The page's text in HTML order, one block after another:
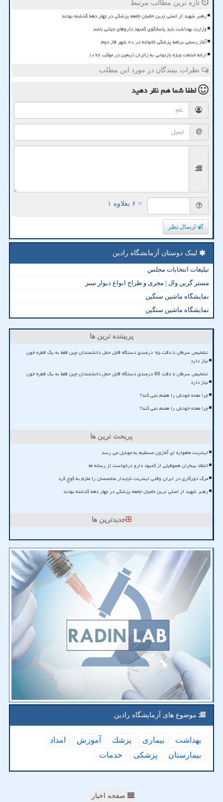
تازه ترین مطالب مرتبط
رهبر شهید از اصلی ترین حامیان جامعه پزشکی در چهار دهه گذشته بودند
وزارت بهداشت باید پاسخگوی کمبود داروهای حیاتی باشد
آغاز رسمی برنامه پزشکی خانواده در ۲۰ شهر فاز دوم
ارائه خدمات ویژه بازتوانی به زائران اربعین در موکب ۱۰۹۲
نظرات بینندگان در مورد این مطلب
لطفا شما همنظر دهید
= ۶ بعلاوه ۱
ارسال نظر
لینک دوستان آزمایشگاه رادین
تبلیغات انتخابات مجلس
مستر گرین وال | مجری و طراح انواع دیوار سبز
نمایشگاه ماشین سنگین
نمایشگاه ماشین سنگین
پربیننده ترین ها
تشخیص سرطان با دقت ۹۵ درصدی دستگاه قابل حمل دانشمندان چین فقط به یک قطره خون
نیاز دارد
تشخیص سرطان با دقت 95 درصدی دستگاه قابل حمل دانشمندان چین فقط به یک قطره خون
نیاز دارد
چرا معده خودش را هضم نمی کند؟
چرا معده خودش را هضم نمی کند؟
پربحث ترین ها
اینترنت ماهواره ای آمازون مستقیم به موبایل می رسد
انتقاد بیماران هموفیلی از کمبود دارو درخواست از رسانه ها
مرگ دورکاری در ایران وقتی اینترنت ناپایدار متخصصان را ملزم به کوچ کرد
رهبر شهید از اصلی ترین حامیان جامعه پزشکی در چهار دهه گذشته بودند
جدیدترین ها
موضوع های آزمایشگاه رادین
بهداشت بیماری پزشك آموزش
امداد
بیمارستان
پزشكی خدمات
صفحه اخبار